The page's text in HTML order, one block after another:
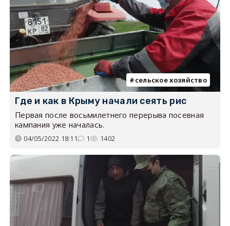
сельское хозяйство
Где и как в Крыму начали сеять рис
Первая после восьмилетнего перерыва посевная
кампания уже началась.
04/05/2022 18:11 1 1402